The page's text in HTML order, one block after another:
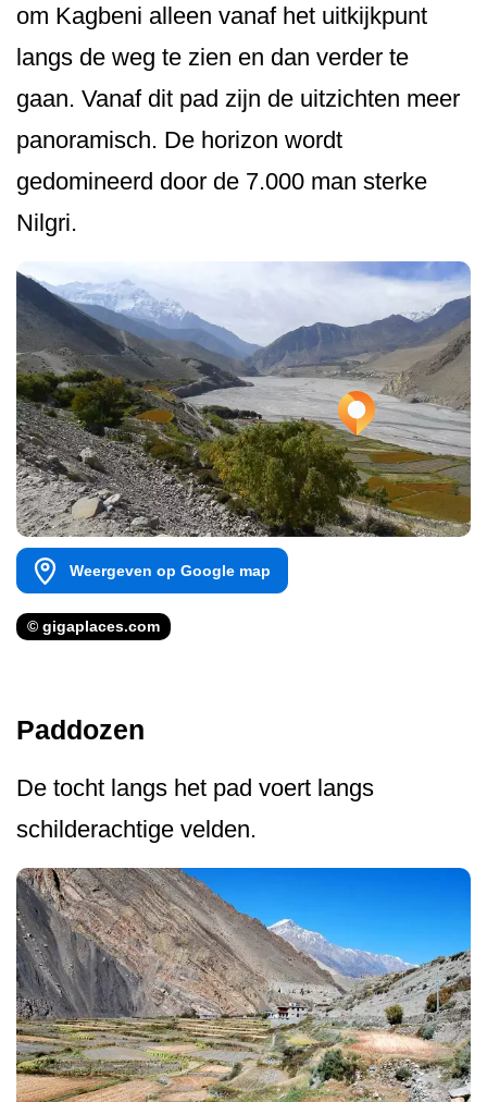
om Kagbeni alleen vanaf het uitkijkpunt
langs de weg te zien en dan verder te
gaan. Vanaf dit pad zijn de uitzichten meer
panoramisch. De horizon wordt
gedomineerd door de 7.000 man sterke
Nilgri.
Weergeven op Google map
© gigaplaces.com
Paddozen
De tocht langs het pad voert langs
schilderachtige velden.